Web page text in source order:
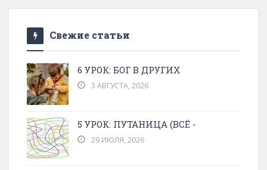
Свежие статьи
6 УРОК: БОГ В ДРУГИХ
3 АВГУСТА, 2026
5 УРОК: ПУТАНИЦА (ВСЁ -
29 ИЮЛЯ, 2026